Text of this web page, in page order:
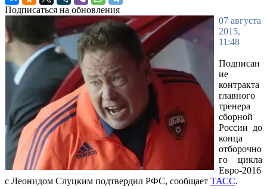
Подписаться на обновления
07 августа
2015,
11:48
Подписан
ие
контракта
главного
тренера
сборной
России до
конца
отборочно
го цикла
Евро-2016
с Леонидом Слуцким подтвердил РФС, сообщает ТАСС.